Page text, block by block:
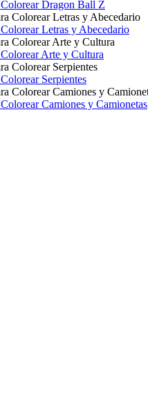
Dragon Ball Z
Letras y Abecedario
Arte y Cultura
Serpientes
Camiones y Camionetas